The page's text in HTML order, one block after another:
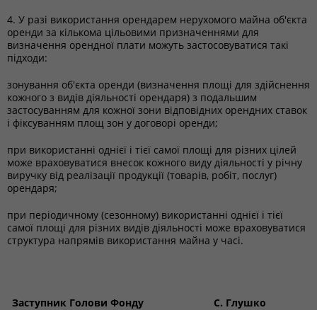
4. У разі використання орендарем нерухомого майна об'єкта
оренди за кількома цільовими призначеннями для
визначення орендної плати можуть застосовуватися такі
підходи:
зонування об'єкта оренди (визначення площі для здійснення
кожного з видів діяльності орендаря) з подальшим
застосуванням для кожної зони відповідних орендних ставок
і фіксуванням площ зон у договорі оренди;
при використанні однієї і тієї самої площі для різних цілей
може враховуватися внесок кожного виду діяльності у річну
виручку від реалізації продукції (товарів, робіт, послуг)
орендаря;
при періодичному (сезонному) використанні однієї і тієї
самої площі для різних видів діяльності може враховуватися
структура напрямів використання майна у часі.
Заступник Голови Фонду С. Глушко